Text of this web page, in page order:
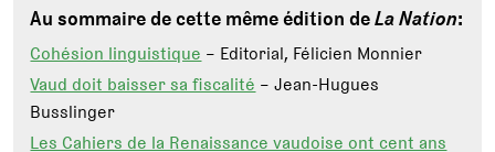
Au sommaire de cette même édition deLa Nation:
Cohésion linguistique– Editorial, Félicien Monnier
Vaud doit baisser sa fiscalité– Jean-Hugues
Busslinger
Les Cahiers de la Renaissance vaudoise ont cent ans